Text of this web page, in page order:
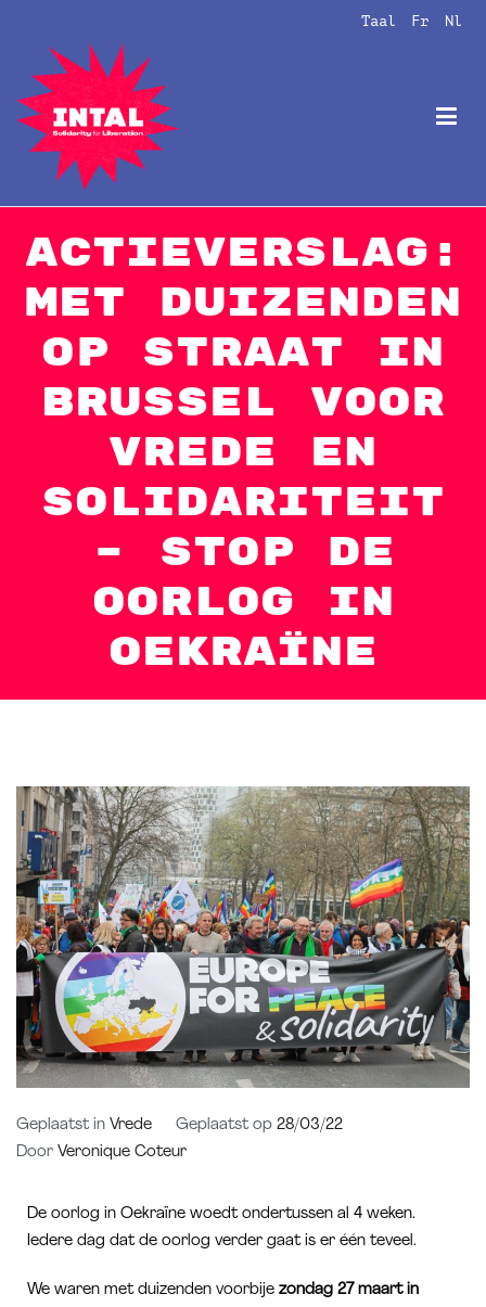
Taal Fr Nl
Intal
Globalize Solidarity!
Actieverslag:
Met duizenden
op straat in
Brussel voor
vrede en
solidariteit
– Stop de
oorlog in
Oekraïne
Geplaatst in Vrede Geplaatst op 28/03/22
Door Veronique Coteur
De oorlog in Oekraïne woedt ondertussen al 4 weken.
Iedere dag dat de oorlog verder gaat is er één teveel.
We waren met duizenden voorbije zondag 27 maart in